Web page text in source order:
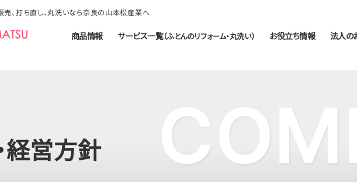
売、打ち直し、丸洗いなら奈良の山本松産業へ
商品情報 サービス一覧（ふとんのリフォーム・丸洗い） お役立ち情報 法人の
経営方針